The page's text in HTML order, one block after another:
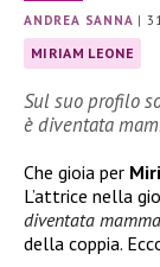
ANDREA SANNA |
MIRIAM LEONE
Sul suo profilo
è diventata
Che gioia per
L’attrice nella
diventata mamma
della coppia.